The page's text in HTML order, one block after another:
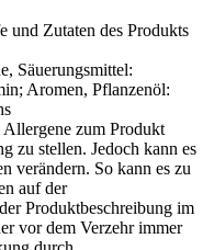
und Zutaten des Produkts
Säuerungsmittel:
Aromen, Pflanzenöl:
Allergene zum Produkt
zu stellen. Jedoch kann es
verändern. So kann es zu
auf der
Produktbeschreibung im
vor dem Verzehr immer